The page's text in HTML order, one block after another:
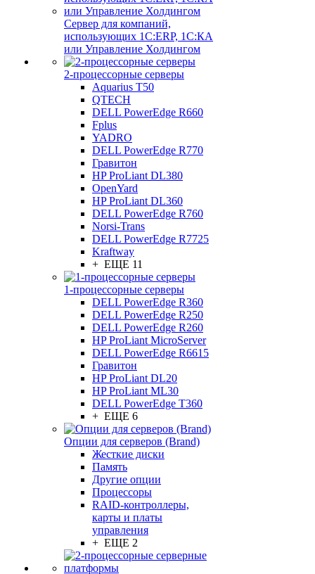
Сервер для компаний,
использующих 1C:ERP, 1С:КА
или Управление Холдингом
2-процессорные серверы
Aquarius T50
QTECH
DELL PowerEdge R660
Fplus
YADRO
DELL PowerEdge R770
Гравитон
HP ProLiant DL380
OpenYard
HP ProLiant DL360
DELL PowerEdge R760
Norsi-Trans
DELL PowerEdge R7725
Kraftway
+ ЕЩЕ 11
1-процессорные серверы
DELL PowerEdge R360
DELL PowerEdge R250
DELL PowerEdge R260
HP ProLiant MicroServer
DELL PowerEdge R6615
Гравитон
HP ProLiant DL20
HP ProLiant ML30
DELL PowerEdge T360
+ ЕЩЕ 6
Опции для серверов (Brand)
Жесткие диски
Память
Другие опции
Процессоры
RAID-контроллеры,
карты и платы
управления
+ ЕЩЕ 2